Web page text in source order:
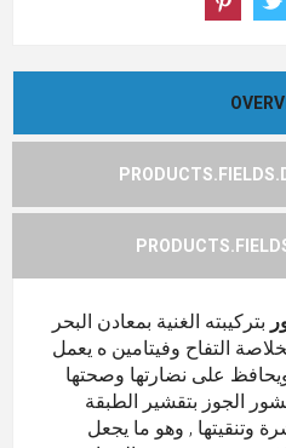
بتركيبته الغنية بمعادن البحر
التفاح وفيتامين ه يعمل
على نضارتها وصحتها
الجوز بتقشير الطبقة
وتنقيتها , وهو ما يجعل